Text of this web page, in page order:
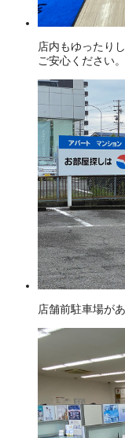
店内もゆったり
ご安心ください。
店舗前駐車場が